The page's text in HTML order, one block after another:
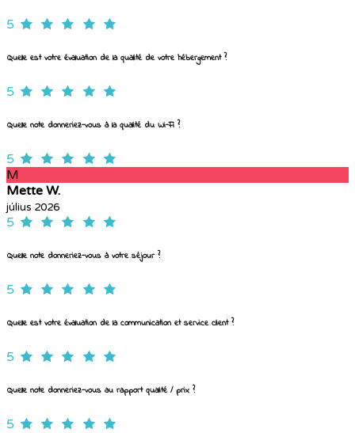
5
Quelle est votre évaluation de la qualité de votre hébergement ?
5
Quelle note donneriez-vous à la qualité du Wi-Fi ?
5
M
Mette W.
július 2026
5
Quelle note donneriez-vous à votre séjour ?
5
Quelle est votre évaluation de la communication et service client ?
5
Quelle note donneriez-vous au rapport qualité / prix ?
5